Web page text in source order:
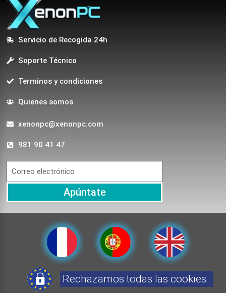
Servicio de Recogida 24h
Soporte Técnico
Terminos y condiciones
Quienes somos
xenonpc@xenonpc.com
981 90 41 47
Apúntate
Rechazamos todas las cookies